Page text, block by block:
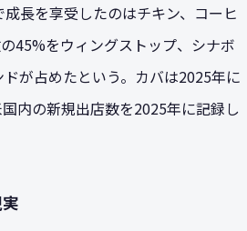
長を享受したのはチキン、コーヒ
45%をウィングストップ、シナボ
が占めたという。カバは2025年に
内の新規出店数を2025年に記録し